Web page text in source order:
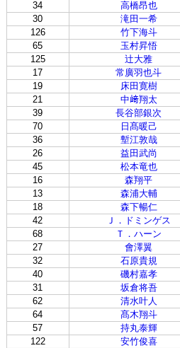
34
高橋昂也
30
滝田一希
126
竹下海斗
65
玉村昇悟
125
辻大雅
17
常廣羽也斗
19
床田寛樹
21
中﨑翔太
39
長谷部銀次
70
日髙暖己
36
塹江敦哉
26
益田武尚
45
松本竜也
16
森翔平
13
森浦大輔
18
森下暢仁
42
Ｊ．ドミンゲス
68
Ｔ．ハーン
27
會澤翼
32
石原貴規
40
磯村嘉孝
31
坂倉将吾
62
清水叶人
64
髙木翔斗
57
持丸泰輝
122
安竹俊喜